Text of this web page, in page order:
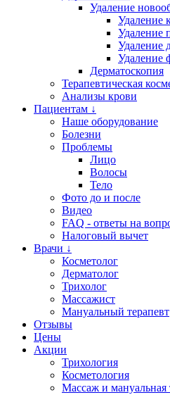
Удаление
Удаление
Удаление
Удаление
Удаление
Дерматоскопия
Терапевтическая
Анализы крови
Пациентам ↓
Наше оборудование
Болезни
Проблемы
Лицо
Волосы
Тело
Фото до и после
Видео
FAQ - ответы на
Налоговый вычет
Врачи ↓
Косметолог
Дерматолог
Трихолог
Массажист
Мануальный терапевт
Отзывы
Цены
Акции
Трихология
Косметология
Массаж и мануальная